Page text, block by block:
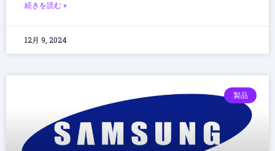
続きを読む »
12月 9, 2024
製品